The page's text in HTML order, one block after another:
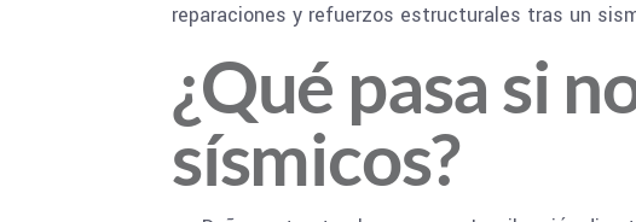
reparaciones y refuerzos estructurales tras un
¿Qué pasa si
sísmicos?